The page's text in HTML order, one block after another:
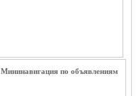
Мининавигация по объявлениям